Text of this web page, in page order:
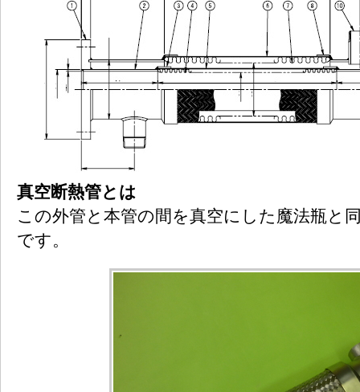
真空断熱管とは
この外管と本管の間を真空にした魔法瓶と
です。